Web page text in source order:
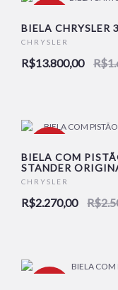
NOVO
BIELA CHRYSLER
CHRYSLER
R$13.800,00
BIELA COM
STANDER
CHRYSLER
R$2.270,00